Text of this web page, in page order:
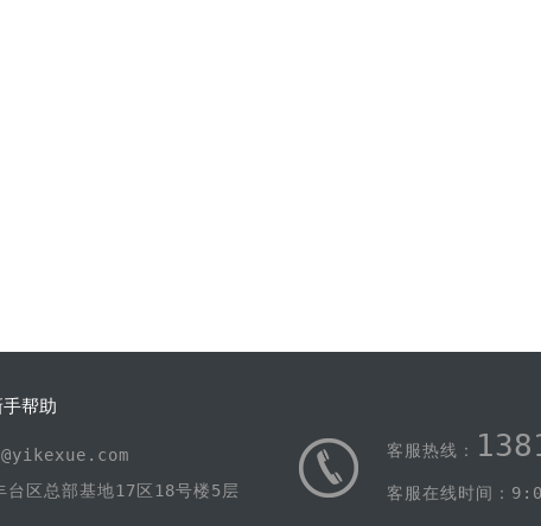
手帮助
台区总部基地17区18号楼5层
客服热线：
客服在线时间：